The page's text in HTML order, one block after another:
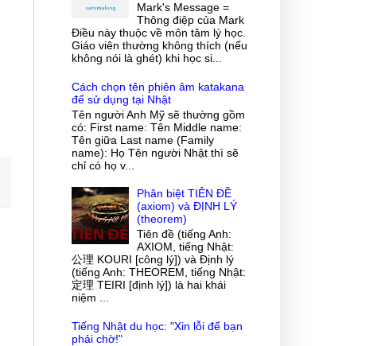
Mark's Message =
Thông điệp của Mark
Điều này thuộc về môn tâm lý học.
Giáo viên thường không thích (nếu
không nói là ghét) khi học si...
Cách chọn tên phiên âm katakana
để sử dụng tại Nhật
Tên người Anh Mỹ sẽ thường gồm
có: First name: Tên Middle name:
Tên giữa Last name (Family
name): Họ Tên người Nhật thì sẽ
chỉ có họ v...
Phân biệt TIÊN ĐỀ
(axiom) và ĐỊNH LÝ
(theorem)
Tiên đề (tiếng Anh:
AXIOM, tiếng Nhật:
公理 KOURI [công lý]) và Định lý
(tiếng Anh: THEOREM, tiếng Nhật:
定理 TEIRI [định lý]) là hai khái
niệm ...
Tiếng Nhật du học: "Xin lỗi để bạn
phải chờ!"